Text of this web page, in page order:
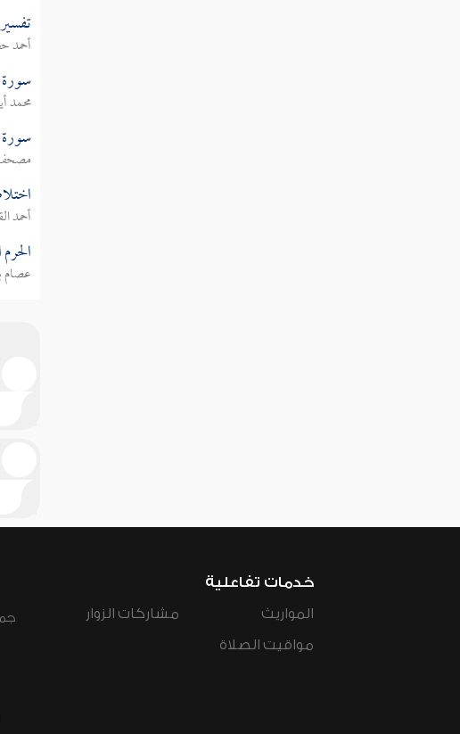
أحمد
محمد
سورة
مصحف
أحمد
الحرم
خدمات تفاعلية
المواريث
مواقيت الصلاة
مشاركات الزوار